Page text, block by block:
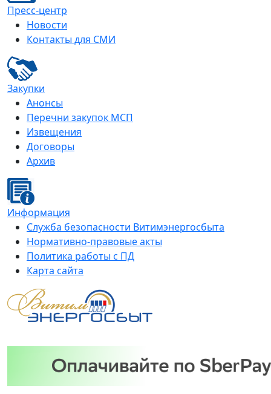
Пресс-центр
Новости
Контакты для СМИ
Закупки
Анонсы
Перечни закупок МСП
Извещения
Договоры
Архив
Информация
Служба безопасности Витимэнергосбыта
Нормативно-правовые акты
Политика работы с ПД
Карта сайта